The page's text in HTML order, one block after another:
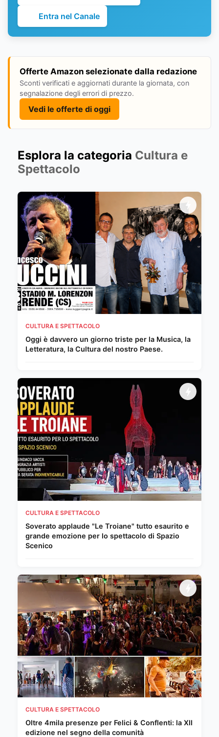
Entra nel Canale
Offerte Amazon selezionate dalla redazione
Sconti verificati e aggiornati durante la giornata, con
segnalazione degli errori di prezzo.
Vedi le offerte di oggi
Esplora la categoria Cultura e
Spettacolo
CULTURA E SPETTACOLO
Oggi è davvero un giorno triste per la Musica, la
Letteratura, la Cultura del nostro Paese.
CULTURA E SPETTACOLO
Soverato applaude "Le Troiane" tutto esaurito e
grande emozione per lo spettacolo di Spazio
Scenico
CULTURA E SPETTACOLO
Oltre 4mila presenze per Felici & Conflenti: la XII
edizione nel segno della comunità